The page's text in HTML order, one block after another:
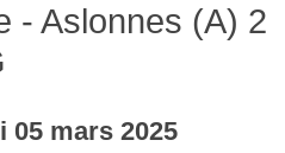
- Aslonnes (A) 2
05 mars 2025